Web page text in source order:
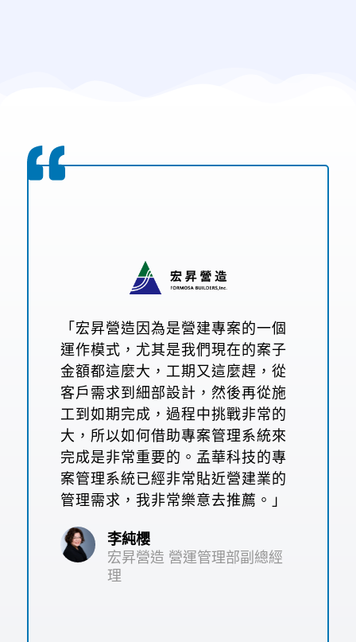
「宏昇營造因為是營建專案的一個
運作模式，尤其是我們現在的案子
金額都這麼大 ， 工期又這麼趕 ， 從
客戶需求到 細部設計 ， 然後再從施
工到如期完成 ，過程中挑戰非常的
大 ， 所以如何借助專案管理系統來
完成是非常重要的 。 孟華科技的專
案管理系統已經非常貼近營建業的
管理需求 ， 我非常樂意去推薦 。」
李純櫻
宏昇營造 營運管理部副總經
理